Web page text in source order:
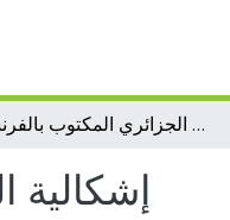
إشكالية الهوية والانتماء في الأدب الجزائري المكتوب بالفرنسية
إشكالية